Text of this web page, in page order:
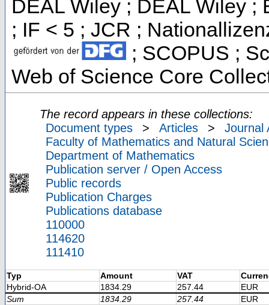
DEAL Wiley ; DEAL Wiley ;
; IF < 5 ; JCR ;
; SCOPUS ;
Web of Science Core
The record appears in these collections:
Document types
> Articles >
Journal
Faculty of Mathematics and Natural
Department of Mathematics
Publication server / Open Access
Public records
Publication Charges
Publications database
110000
114620
111410
Typ Amount VAT
Hybrid-OA
1834.29 257.44
EUR
Sum
1834.29 257.44
EUR